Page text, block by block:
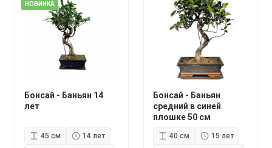
НОВИНКА
Бонсай - Баньян 14
лет
45 см
14 лет
Бонсай - Баньян
средний в синей
плошке 50 см
40 см
15 лет